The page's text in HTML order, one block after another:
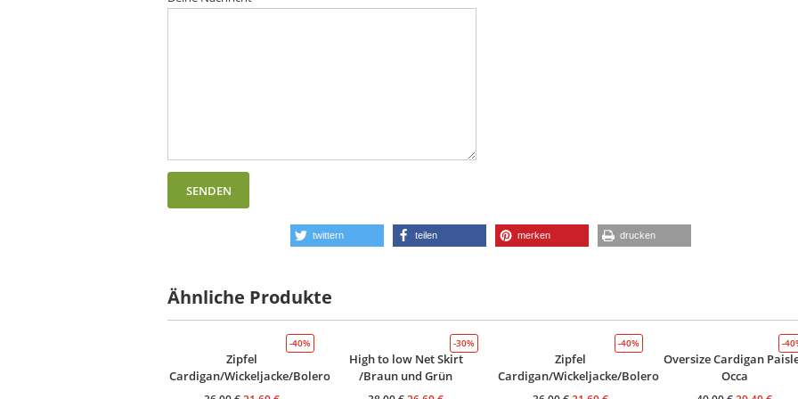
twittern teilen merken drucken
Ähnliche Produkte
-40%
Zipfel
Cardigan/Wickeljacke/Bolero
-30%
High to low Net Skirt
/Braun und Grün
-40%
Zipfel
Cardigan/Wickeljacke/Bolero
-
Oversize Cardigan
Occa